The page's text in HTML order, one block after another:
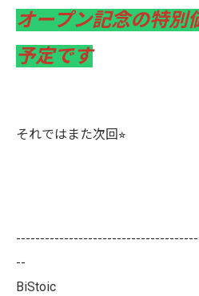
オープン記念の特別
予定です
それではまた次回⭐︎
--
BiStoic